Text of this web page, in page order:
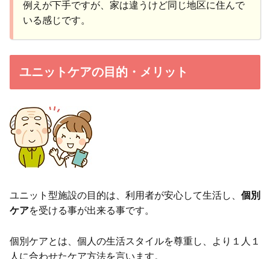
例えが下手ですが、家は違うけど同じ地区に住んで
いる感じです。
ユニットケアの目的・メリット
ユニット型施設の目的は、利用者が安心して生活し、 個別
ケアを受ける事が出来る事です。
個別ケアとは、個人の生活スタイルを尊重し、より１人１
人に合わせたケア方法を言います。